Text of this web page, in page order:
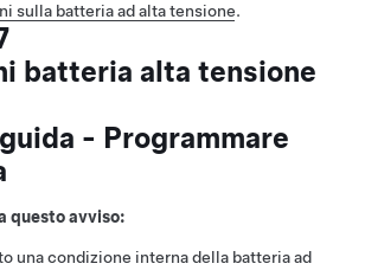
sulla batteria ad alta tensione.
batteria alta tensione
- Programmare
questo avviso:
una condizione interna della batteria ad